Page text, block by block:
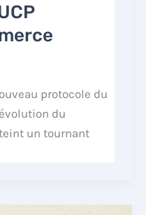
protocole du
du
un tournant